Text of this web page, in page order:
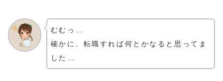
むむっ…
確かに、転職すれば何とかなると思ってま
した…